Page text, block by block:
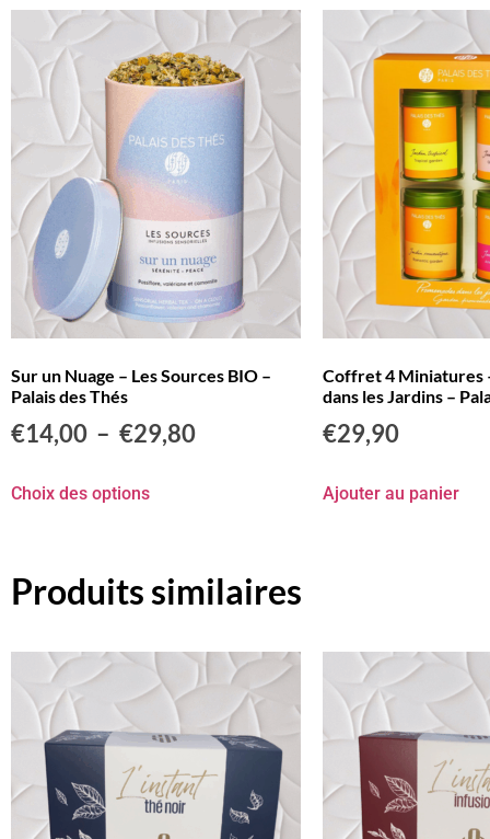
Sur un Nuage – Les Sources BIO –
Palais des Thés
€14,00 – €29,80
Choix des options
Coffret 4 Miniatures
dans les Jardins –
€29,90
Ajouter au panier
Produits similaires